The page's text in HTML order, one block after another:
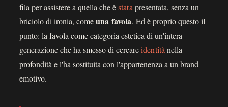
fila per assistere a quella che èstata presentata, senza un
briciolo di ironia, comeuna favola. Ed è proprio questo il
punto: la favola come categoria estetica di un'intera
generazione che ha smesso di cercareidentità nella
profondità e l'ha sostituita con l'appartenenza a un brand
emotivo.